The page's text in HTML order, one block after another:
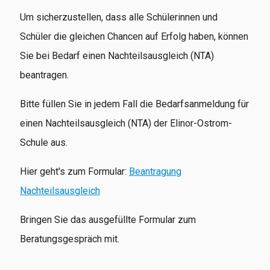
Um sicherzustellen, dass alle Schülerinnen und
Schüler die gleichen Chancen auf Erfolg haben, können
Sie bei Bedarf einen Nachteilsausgleich (NTA)
beantragen.
Bitte füllen Sie in jedem Fall die Bedarfsanmeldung für
einen Nachteilsausgleich (NTA) der Elinor-Ostrom-
Schule aus.
Hier geht's zum Formular: Beantragung
Nachteilsausgleich
Bringen Sie das ausgefüllte Formular zum
Beratungsgespräch mit.